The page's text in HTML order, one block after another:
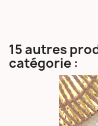
15 autres
catégorie :